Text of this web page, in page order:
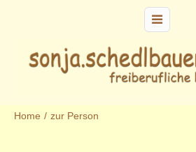
Home / zur Person